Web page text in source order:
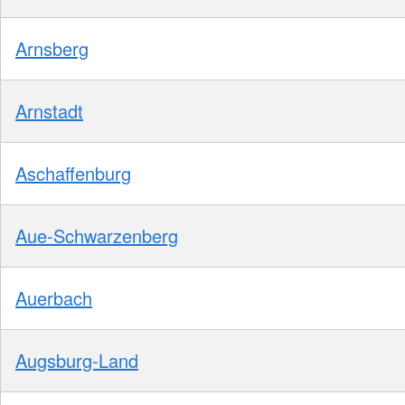
Arnsberg
Arnstadt
Aschaffenburg
Aue-Schwarzenberg
Auerbach
Augsburg-Land